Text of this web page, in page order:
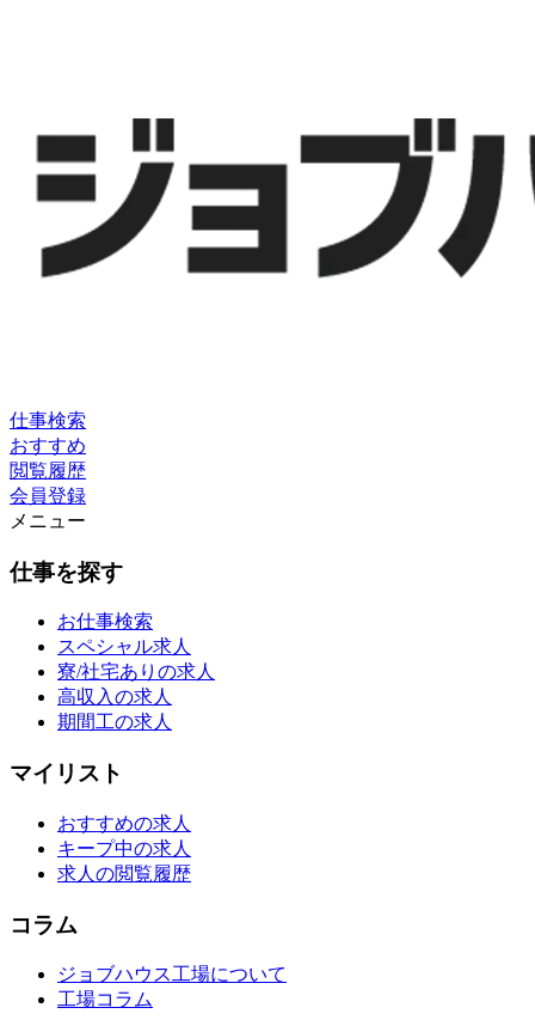
仕事検索
おすすめ
閲覧履歴
会員登録
メニュー
仕事を探す
お仕事検索
スペシャル求人
寮/社宅ありの求人
高収入の求人
期間工の求人
マイリスト
おすすめの求人
キープ中の求人
求人の閲覧履歴
コラム
ジョブハウス工場について
工場コラム